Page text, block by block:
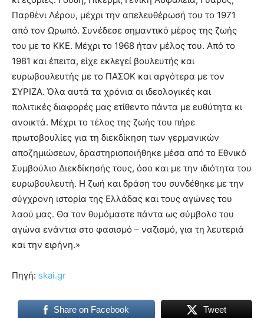
Παρθένι Λέρου, μέχρι την απελευθέρωσή του το 1971
από τον Ωρωπό. Συνέδεσε σημαντικό μέρος της ζωής
του με το ΚΚΕ. Μέχρι το 1968 ήταν μέλος του. Από το
1981 και έπειτα, είχε εκλεγεί βουλευτής και
ευρωβουλευτής με το ΠΑΣΟΚ και αργότερα με τον
ΣΥΡΙΖΑ. Όλα αυτά τα χρόνια οι ιδεολογικές και
πολιτικές διαφορές μας ετίθεντο πάντα με ευθύτητα κι
ανοικτά. Μέχρι το τέλος της ζωής του πήρε
πρωτοβουλίες για τη διεκδίκηση των γερμανικών
αποζημιώσεων, δραστηριοποιήθηκε μέσα από το Εθνικό
Συμβούλιο Διεκδίκησής τους, όσο και με την ιδιότητα του
ευρωβουλευτή. Η ζωή και δράση του συνδέθηκε με την
σύγχρονη ιστορία της Ελλάδας και τους αγώνες του
λαού μας. Θα τον θυμόμαστε πάντα ως σύμβολο του
αγώνα ενάντια στο φασισμό – ναζισμό, για τη λευτεριά
και την ειρήνη.»
Πηγή: skai.gr
Share on Facebook Tweet